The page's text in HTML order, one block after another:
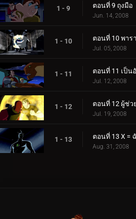
1 - 9 ตอนที่ 9 ถุงมือ
Jun. 14, 2008
1 - 10 ตอนที่ 10 พาร
Jul. 05, 2008
1 - 11 ตอนที่ 11 เป็น
Jul. 12, 2008
1 - 12 ตอนที่ 12 ผู้ช่ว
Jul. 19, 2008
1 - 13 ตอนที่ 13 X =
Aug. 31, 2008